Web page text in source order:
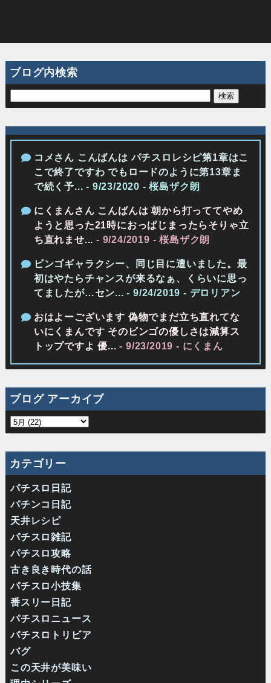
ブログ内検索
コメさん こんばんは パチスロレシピ第1章はこ
こで終了ですわ でもロードのように第13章ま
で続く予... - 9/23/2020 - 桜島ザク朗
にくまんさん こんばんは 朝から打っててやめ
ようと思った21時におっぱじまったらそりゃ立
ち直れませ... - 9/24/2019 - 桜島ザク朗
ビンゴギャラクシー、同じ目に遭いました。最
初はやたらチャンスが来るなぁ、くらいに思っ
てましたが…セン... - 9/24/2019 - デロリアン
おはよーございます 偽物でまだ立ち直れてな
いにくまんです そのビンゴの優しさは減算ス
トップですよ 優... - 9/23/2019 - にくまん
ブログ アーカイブ
カテゴリー
パチスロ日記
パチンコ日記
天井レシピ
パチスロ雑記
パチスロ攻略
古き良き時代の話
パチスロ小技集
番スリー日記
パチスロニュース
パチスロトリビア
バグ
この天井が美味い